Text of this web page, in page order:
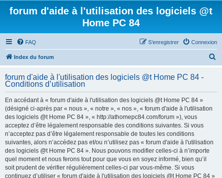
forum d'aide à l'utilisation des logiciels @t
Home PC 84
FAQ Connexion
S’enregistrer
Index du forum
h
forum d'aide à l'utilisation des logiciels @t Home PC 84 -
Conditions d’utilisation
En accédant à « forum d'aide à l'utilisation des logiciels @t Home PC 84 »
(désigné ci-après par « nous », « notre », « nos », « forum d'aide à l'utilisation
des logiciels @t Home PC 84 », « http://athomepc84.com/forum »), vous
acceptez d’être légalement responsable des conditions suivantes. Si vous
n’acceptez pas d’être légalement responsable de toutes les conditions
suivantes, alors n’accédez pas et/ou n’utilisez pas « forum d'aide à l'utilisation
des logiciels @t Home PC 84 ». Nous pouvons modifier celles-ci à n’importe
quel moment et nous ferons tout pour que vous en soyez informé, bien qu’il
soit prudent de vérifier régulièrement celles-ci par vous-même. Si vous
continuez d’utiliser « forum d'aide à l'utilisation des logiciels @t Home PC 84 »